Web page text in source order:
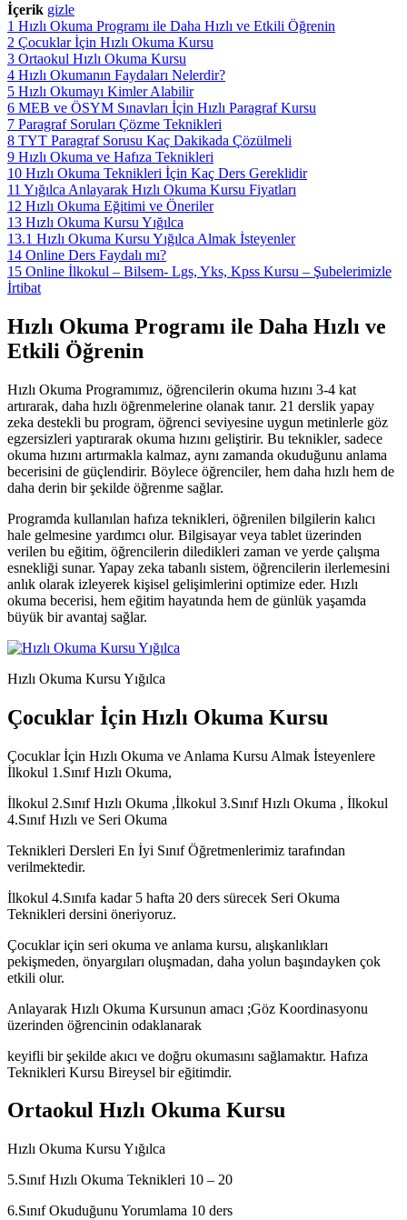
İçerik gizle
1 Hızlı Okuma Programı ile Daha Hızlı ve Etkili Öğrenin
2 Çocuklar İçin Hızlı Okuma Kursu
3 Ortaokul Hızlı Okuma Kursu
4 Hızlı Okumanın Faydaları Nelerdir?
5 Hızlı Okumayı Kimler Alabilir
6 MEB ve ÖSYM Sınavları İçin Hızlı Paragraf Kursu
7 Paragraf Soruları Çözme Teknikleri
8 TYT Paragraf Sorusu Kaç Dakikada Çözülmeli
9 Hızlı Okuma ve Hafıza Teknikleri
10 Hızlı Okuma Teknikleri İçin Kaç Ders Gereklidir
11 Yığılca Anlayarak Hızlı Okuma Kursu Fiyatları
12 Hızlı Okuma Eğitimi ve Öneriler
13 Hızlı Okuma Kursu Yığılca
13.1 Hızlı Okuma Kursu Yığılca Almak İsteyenler
14 Online Ders Faydalı mı?
15 Online İlkokul – Bilsem- Lgs, Yks, Kpss Kursu – Şubelerimizle
İrtibat
Hızlı Okuma Programı ile Daha Hızlı ve
Etkili Öğrenin
Hızlı Okuma Programımız, öğrencilerin okuma hızını 3-4 kat
artırarak, daha hızlı öğrenmelerine olanak tanır. 21 derslik yapay
zeka destekli bu program, öğrenci seviyesine uygun metinlerle göz
egzersizleri yaptırarak okuma hızını geliştirir. Bu teknikler, sadece
okuma hızını artırmakla kalmaz, aynı zamanda okuduğunu anlama
becerisini de güçlendirir. Böylece öğrenciler, hem daha hızlı hem de
daha derin bir şekilde öğrenme sağlar.
Programda kullanılan hafıza teknikleri, öğrenilen bilgilerin kalıcı
hale gelmesine yardımcı olur. Bilgisayar veya tablet üzerinden
verilen bu eğitim, öğrencilerin diledikleri zaman ve yerde çalışma
esnekliği sunar. Yapay zeka tabanlı sistem, öğrencilerin ilerlemesini
anlık olarak izleyerek kişisel gelişimlerini optimize eder. Hızlı
okuma becerisi, hem eğitim hayatında hem de günlük yaşamda
büyük bir avantaj sağlar.
Hızlı Okuma Kursu Yığılca
Çocuklar İçin Hızlı Okuma Kursu
Çocuklar İçin Hızlı Okuma ve Anlama Kursu Almak İsteyenlere
İlkokul 1.Sınıf Hızlı Okuma,
İlkokul 2.Sınıf Hızlı Okuma ,İlkokul 3.Sınıf Hızlı Okuma , İlkokul
4.Sınıf Hızlı ve Seri Okuma
Teknikleri Dersleri En İyi Sınıf Öğretmenlerimiz tarafından
verilmektedir.
İlkokul 4.Sınıfa kadar 5 hafta 20 ders sürecek Seri Okuma
Teknikleri dersini öneriyoruz.
Çocuklar için seri okuma ve anlama kursu, alışkanlıkları
pekişmeden, önyargıları oluşmadan, daha yolun başındayken çok
etkili olur.
Anlayarak Hızlı Okuma Kursunun amacı ;Göz Koordinasyonu
üzerinden öğrencinin odaklanarak
keyifli bir şekilde akıcı ve doğru okumasını sağlamaktır. Hafıza
Teknikleri Kursu Bireysel bir eğitimdir.
Ortaokul Hızlı Okuma Kursu
Hızlı Okuma Kursu Yığılca
5.Sınıf Hızlı Okuma Teknikleri 10 – 20
6.Sınıf Okuduğunu Yorumlama 10 ders